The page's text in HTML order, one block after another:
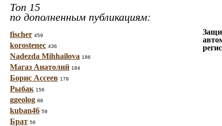
Топ 15
по дополненным публикациям:
fischer 459
korostenec 436
Nadezda Mihhailova 186
Магаз Анатолий 184
Борис Ассеев 178
Рыбак 156
ggeolog 88
kuban46 59
Брат 56